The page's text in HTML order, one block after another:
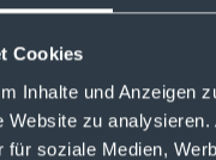
Cookies
Inhalte und Anzeigen
Website zu
für soziale Medien,
dass deine Frage in
Depot bei justTRADE: